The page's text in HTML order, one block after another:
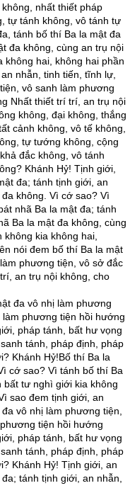
nhất thiết pháp
tự tánh không, vô tánh tự
tánh bố thí Ba la mật đa
đa không, cùng an trụ nội
không hai, không hai phần
nhẫn, tinh tiến, tĩnh lự,
vô sanh làm phương
Nhất thiết trí trí, an trụ nội
không, đại không, thắng
cảnh không, vô tế không,
tự tướng không, cộng
đắc không, vô tánh
Khánh Hỷ! Tịnh giới,
đa; tánh tịnh giới, an
không. Vì cớ sao? Vì
nhã Ba la mật đa; tánh
Ba la mật đa không, cùng
kia không hai,
nói đem bố thí Ba la mật
phương tiện, vô sở đắc
an trụ nội không, cho
đa vô nhị làm phương
phương tiện hồi hướng
pháp tánh, bất hư vọng
tánh, pháp định, pháp
Khánh Hỷ!Bố thí Ba la
cớ sao? Vì tánh bố thí Ba
bất tư nghì giới kia không
sao đem tịnh giới, an
vô nhị làm phương tiện,
tiện hồi hướng
pháp tánh, bất hư vọng
tánh, pháp định, pháp
Khánh Hỷ! Tịnh giới, an
tánh tịnh giới, an nhẫn,